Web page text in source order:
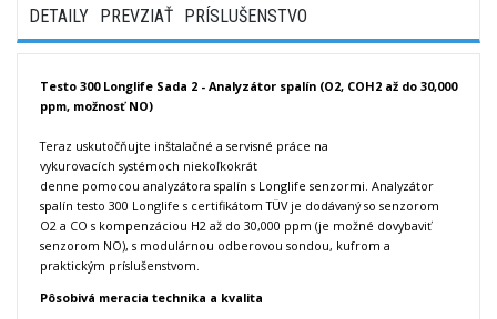
DETAILY PREVZIAŤ PRÍSLUŠENSTVO
Testo 300 Longlife Sada 2 - Analyzátor spalín (O2, COH2 až do 30,000
ppm, možnosť NO)
Teraz uskutočňujte inštalačné a servisné práce na
vykurovacích systémoch niekoľkokrát
denne pomocou analyzátora spalín s Longlife senzormi. Analyzátor
spalín testo 300 Longlife s certifikátom TÜV je dodávaný so senzorom
O2 a CO s kompenzáciou H2 až do 30,000 ppm (je možné dovybaviť
senzorom NO), s modulárnou odberovou sondou, kufrom a
praktickým príslušenstvom.
Pôsobivá meracia technika a kvalita